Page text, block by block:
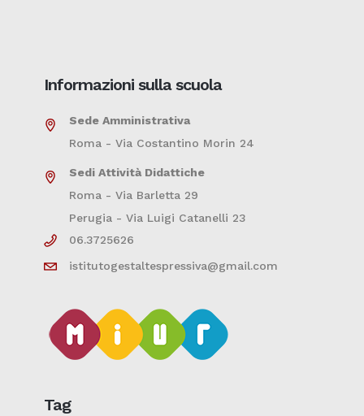
Informazioni sulla scuola
Sede Amministrativa
Roma - Via Costantino Morin 24
Sedi Attività Didattiche
Roma - Via Barletta 29
Perugia - Via Luigi Catanelli 23
06.3725626
istitutogestaltespressiva@gmail.com
Tag